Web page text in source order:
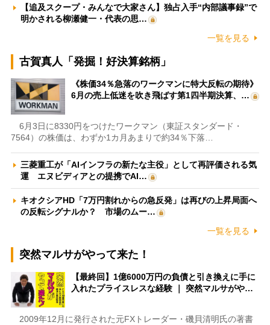
【追及スクープ・みんなで大家さん】独占入手“内部議事録”で
明かされる柳瀬健一・代表の思…
一覧を見る
古賀真人「発掘！好決算銘柄」
《株価34％急落のワークマンに特大反転の期待》
6月の売上低迷を吹き飛ばす第1四半期決算、…
6月3日に8330円をつけたワークマン（東証スタンダード・
7564）の株価は、わずか1カ月あまりで約34％下落…
三菱重工が「AIインフラの新たな主役」として再評価される気
運 エヌビディアとの提携でAI…
キオクシアHD「7万円割れからの急反発」は再びの上昇局面へ
の反転シグナルか？ 市場のムー…
一覧を見る
突然マルサがやって来た！
【最終回】1億6000万円の負債と引き換えに手に
入れたプライスレスな経験 ｜ 突然マルサがや…
2009年12月に発行された元FXトレーダー・磯貝清明氏の著書